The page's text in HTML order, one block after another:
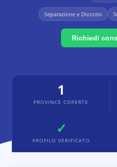
Separazione e Divorzio
Richiedi
1
PROVINCE COPERTE
✓
PROFILO VERIFICATO